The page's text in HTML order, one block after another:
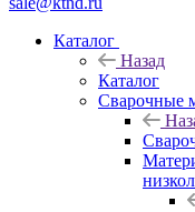
Каталог
Назад
Каталог
Сварочные